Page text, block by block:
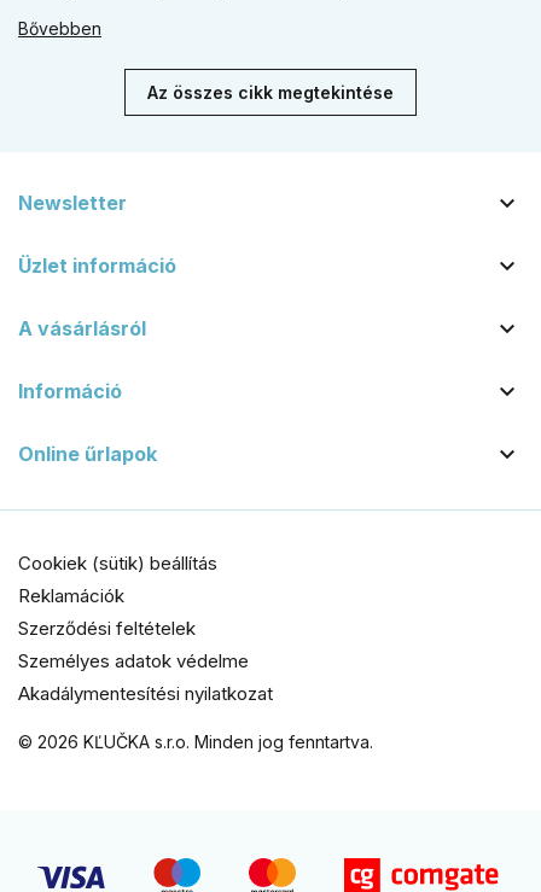
kilincs + gomb megoldást választani.
Bővebben
Az összes cikk megtekintése
Newsletter 
Üzlet információ 
A vásárlásról 
Információ 
Online űrlapok 
© 2026 KĽUČKA s.r.o. Minden jog fenntartva.
Cookiek (sütik) beállítás
Reklamációk
Szerződési feltételek
Személyes adatok védelme
Akadálymentesítési nyilatkozat